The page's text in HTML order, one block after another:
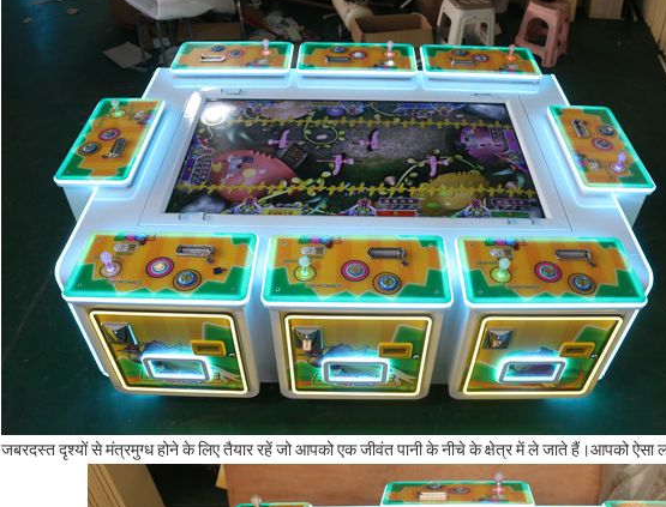
जबरदस्त दृश्यों से मंत्रमुग्ध होने के लिए तैयार रहें जो आपको एक जीवंत पानी के नीचे के क्षेत्र में ले जाते हैं।आपको ऐसा